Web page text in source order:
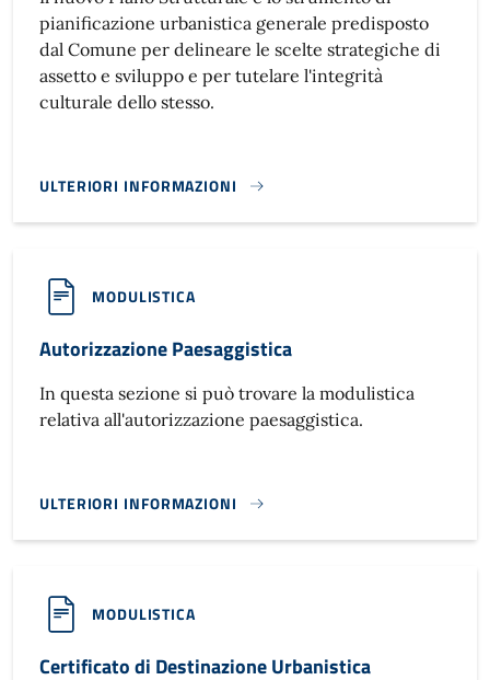
pianificazione urbanistica generale predisposto
dal Comune per delineare le scelte strategiche di
assetto e sviluppo e per tutelare l'integrità
culturale dello stesso.
ULTERIORI INFORMAZIONI
PIANO STRUTTURALE}
MODULISTICA
Autorizzazione Paesaggistica
In questa sezione si può trovare la modulistica
relativa all'autorizzazione paesaggistica.
ULTERIORI INFORMAZIONI
AUTORIZZAZIONE PAESAGGISTICA}
MODULISTICA
Certificato di Destinazione Urbanistica